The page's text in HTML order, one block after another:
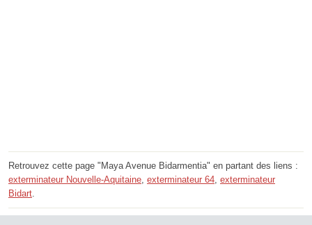
Retrouvez cette page "Maya Avenue Bidarmentia" en partant des liens :
exterminateur Nouvelle-Aquitaine, exterminateur 64, exterminateur
Bidart.